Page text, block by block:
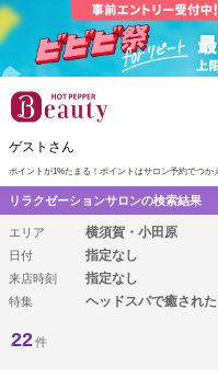
ゲストさん
ポイントが1%たまる！ ポイントはサロン予約でつか
リラクゼーションサロンの検索結果
エリア 横須賀・小田原
日付 指定なし
来店時刻 指定なし
特集 ヘッドスパで癒され
22件